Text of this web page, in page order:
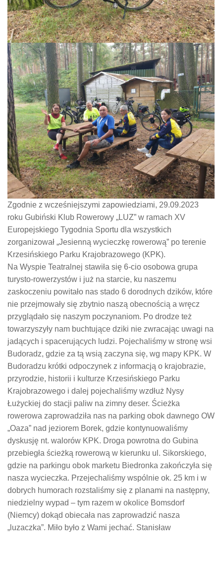
Zgodnie z wcześniejszymi zapowiedziami, 29.09.2023
roku Gubiński Klub Rowerowy „LUZ” w ramach XV
Europejskiego Tygodnia Sportu dla wszystkich
zorganizował „Jesienną wycieczkę rowerową” po terenie
Krzesińskiego Parku Krajobrazowego (KPK).
Na Wyspie Teatralnej stawiła się 6-cio osobowa grupa
turysto-rowerzystów i już na starcie, ku naszemu
zaskoczeniu powitało nas stado 6 dorodnych dzików, które
nie przejmowały się zbytnio naszą obecnością a wręcz
przyglądało się naszym poczynaniom. Po drodze też
towarzyszyły nam buchtujące dziki nie zwracając uwagi na
jadących i spacerujących ludzi. Pojechaliśmy w stronę wsi
Budoradz, gdzie za tą wsią zaczyna się, wg mapy KPK. W
Budoradzu krótki odpoczynek z informacją o krajobrazie,
przyrodzie, historii i kulturze Krzesińskiego Parku
Krajobrazowego i dalej pojechaliśmy wzdłuż Nysy
Łużyckiej do stacji paliw na zimny deser. Ścieżka
rowerowa zaprowadziła nas na parking obok dawnego OW
„Oaza” nad jeziorem Borek, gdzie kontynuowaliśmy
dyskusję nt. walorów KPK. Droga powrotna do Gubina
przebiegła ścieżką rowerową w kierunku ul. Sikorskiego,
gdzie na parkingu obok marketu Biedronka zakończyła się
nasza wycieczka. Przejechaliśmy wspólnie ok. 25 km i w
dobrych humorach rozstaliśmy się z planami na następny,
niedzielny wypad – tym razem w okolice Bomsdorf
(Niemcy) dokąd obiecała nas zaprowadzić nasza
„luzaczka”. Miło było z Wami jechać. Stanisław